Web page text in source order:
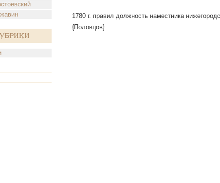
1780 г. правил должность наместника
{Половцов}